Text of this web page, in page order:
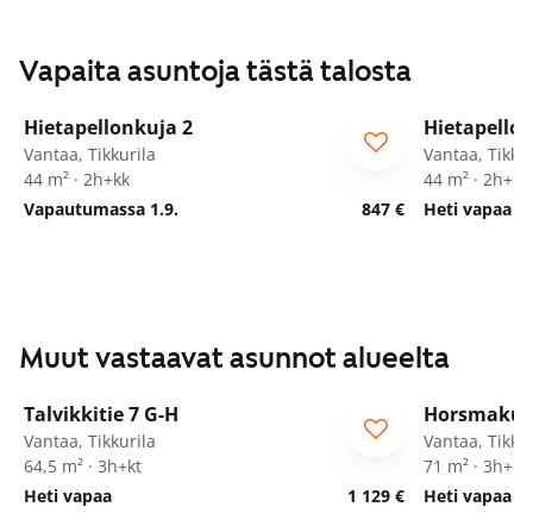
Vapaita asuntoja tästä talosta
/11
ARA
Hietapellonkuja 2
Vantaa, Tikkurila
44 m² · 2h+kk
Vapautumassa 1.9.
847 €
ARA
Vantaa,
44 m² · 2h+kk
Heti vapaa
Muut vastaavat asunnot alueelta
Talvikkitie 7 G-H
Vantaa, Tikkurila
64,5 m² · 3h+kt
Heti vapaa
1 129 €
Vantaa,
71 m² ·
Heti vapaa